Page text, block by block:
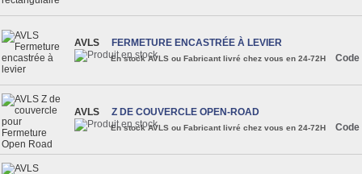
AVLS FERMETURE ENCASTRÉE À LEVIER
En stock AVLS ou Fabricant livré chez vous en 24-72H Code
AVLS Z DE COUVERCLE OPEN-ROAD
En stock AVLS ou Fabricant livré chez vous en 24-72H Code